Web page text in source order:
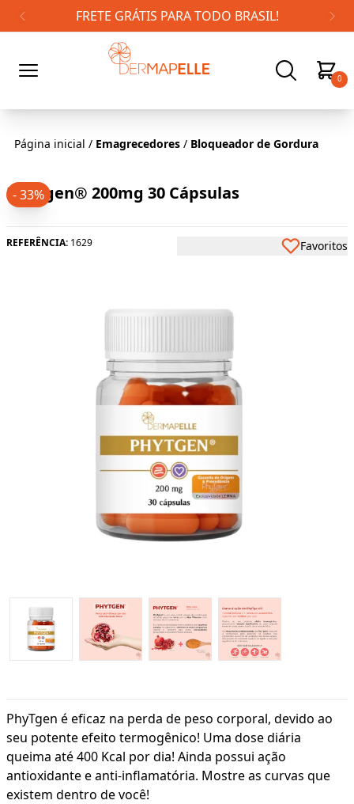
FRETE GRÁTIS PARA TODO BRASIL!
0
Página inicial / Emagrecedores / Bloqueador de Gordura
PhyTgen® 200mg 30 Cápsulas
REFERÊNCIA: 1629 Favoritos
- 33%
PhyTgen é eficaz na perda de peso corporal, devido ao
seu potente efeito termogênico! Uma dose diária
queima até 400 Kcal por dia! Ainda possui ação
antioxidante e anti-inflamatória. Mostre as curvas que
existem dentro de você!